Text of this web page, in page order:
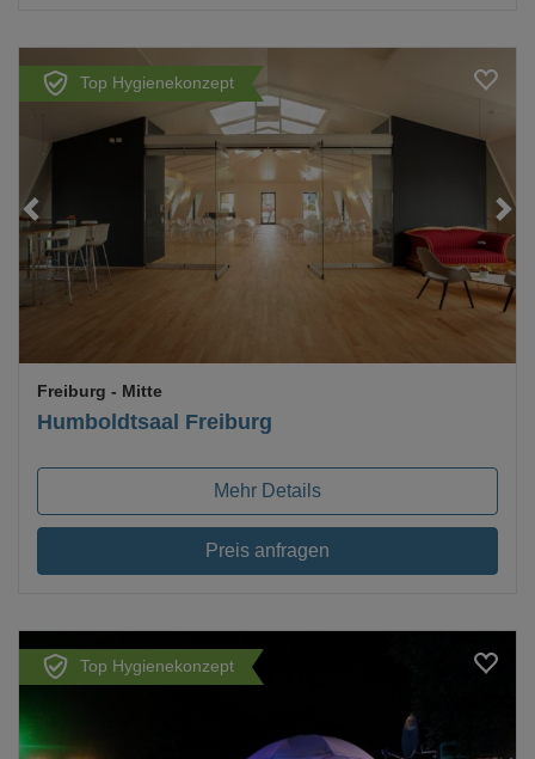
Top Hygienekonzept
Loading...
Humboldtsaal Freiburg
Freiburg - Mitte
Mehr Details
Preis anfragen
Top Hygienekonzept